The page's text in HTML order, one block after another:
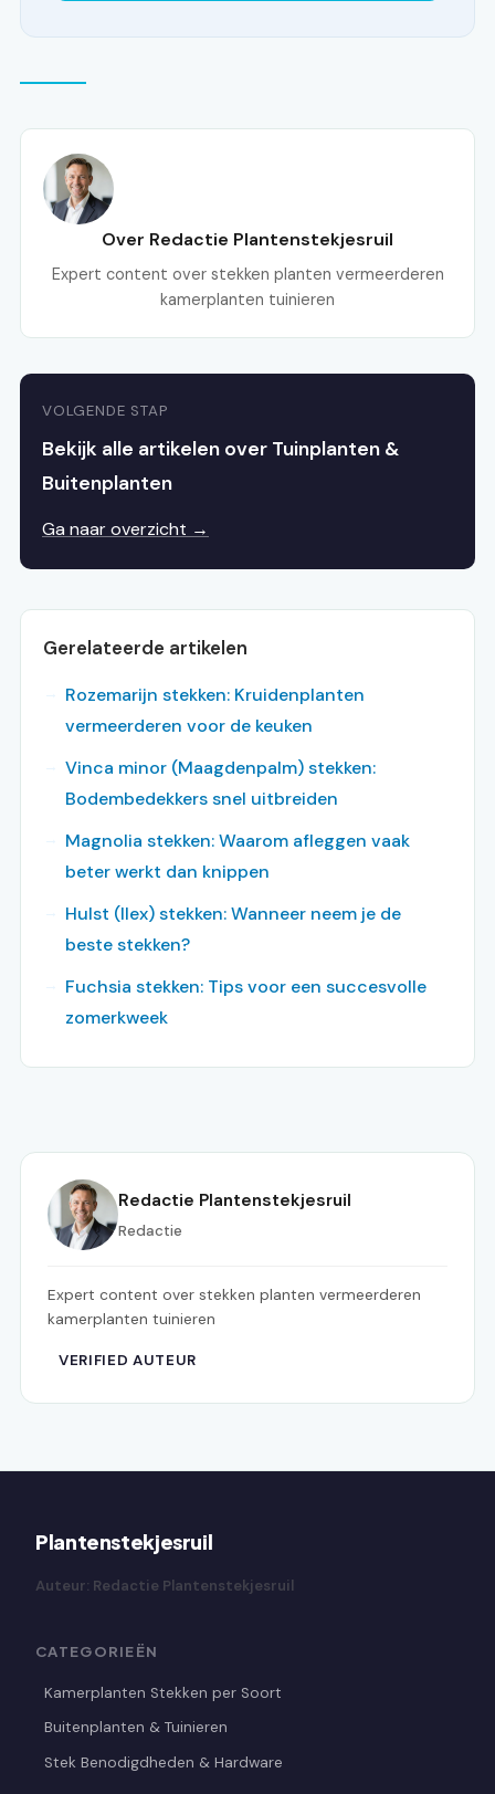
Over Redactie Plantenstekjesruil
Expert content over stekken planten vermeerderen
kamerplanten tuinieren
VOLGENDE STAP
Bekijk alle artikelen over Tuinplanten &
Buitenplanten
Ga naar overzicht →
Gerelateerde artikelen
Rozemarijn stekken: Kruidenplanten
vermeerderen voor de keuken
Vinca minor (Maagdenpalm) stekken:
Bodembedekkers snel uitbreiden
Magnolia stekken: Waarom afleggen vaak
beter werkt dan knippen
Hulst (Ilex) stekken: Wanneer neem je de
beste stekken?
Fuchsia stekken: Tips voor een succesvolle
zomerkweek
Redactie Plantenstekjesruil
Redactie
Expert content over stekken planten vermeerderen
kamerplanten tuinieren
VERIFIED AUTEUR
Plantenstekjesruil
Auteur: Redactie Plantenstekjesruil
CATEGORIEËN
Kamerplanten Stekken per Soort
Buitenplanten & Tuinieren
Stek Benodigdheden & Hardware